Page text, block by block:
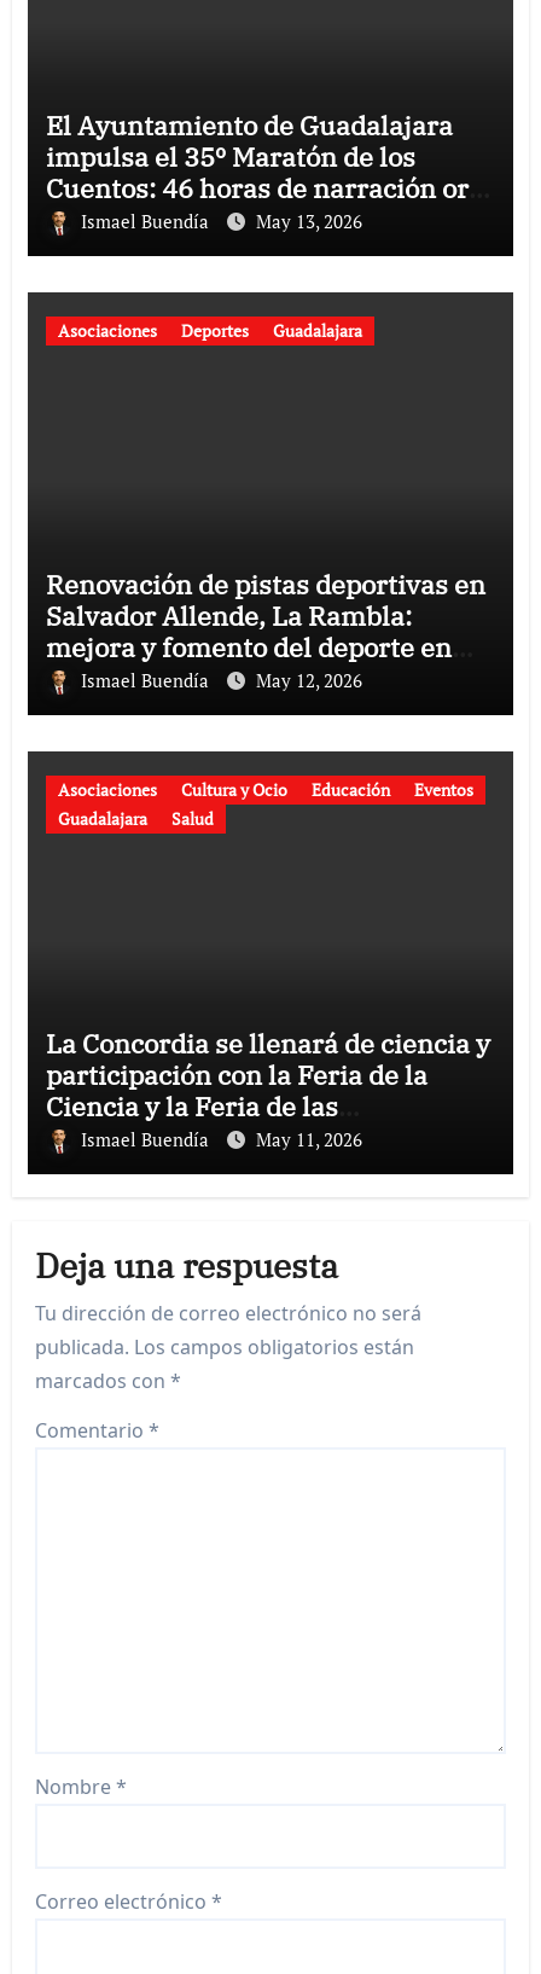
El Ayuntamiento de Guadalajara
impulsa el 35º Maratón de los
Cuentos: 46 horas de narración oral
del 12 al 14 de junio.
Ismael Buendía May 13, 2026
Asociaciones Deportes Guadalajara
Renovación de pistas deportivas en
Salvador Allende, La Rambla:
mejora y fomento del deporte en
Guadalajara
Ismael Buendía May 12, 2026
Asociaciones Cultura y Ocio Educación
Eventos
Guadalajara
Salud
La Concordia se llenará de ciencia y
participación con la Feria de la
Ciencia y la Feria de las
Asociaciones.
Ismael Buendía May 11, 2026
Deja una respuesta
Tu dirección de correo electrónico no será
publicada. Los campos obligatorios están
marcados con*
Comentario*
Nombre*
Correo electrónico*